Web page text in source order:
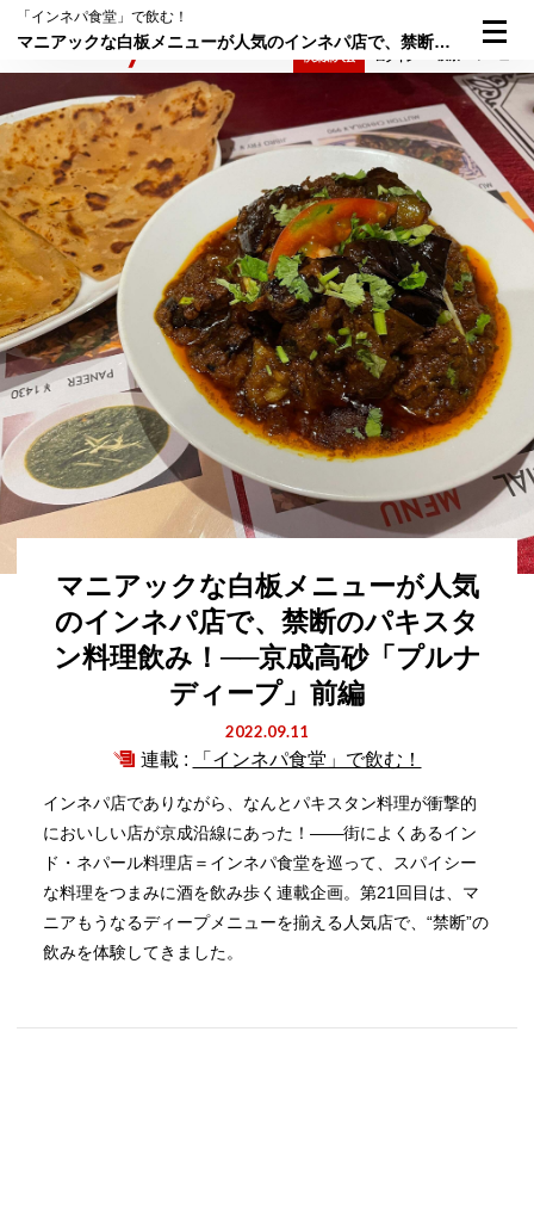
「インネパ食堂」で飲む！
マニアックな白板メニューが人気のインネパ店で、禁断のパキスタン料理飲み！──京成高砂「プルナディープ」前編
マニアックな白板メニューが人気
のインネパ店で、禁断のパキスタ
ン料理飲み！──京成高砂「プルナ
ディープ」前編
2022.09.11
連載 : 「インネパ食堂」で飲む！
インネパ店でありながら、なんとパキスタン料理が衝撃的
においしい店が京成沿線にあった！――街によくあるイン
ド・ネパール料理店＝インネパ食堂を巡って、スパイシー
な料理をつまみに酒を飲み歩く連載企画。第21回目は、マ
ニアもうなるディープメニューを揃える人気店で、“禁断”の
飲みを体験してきました。